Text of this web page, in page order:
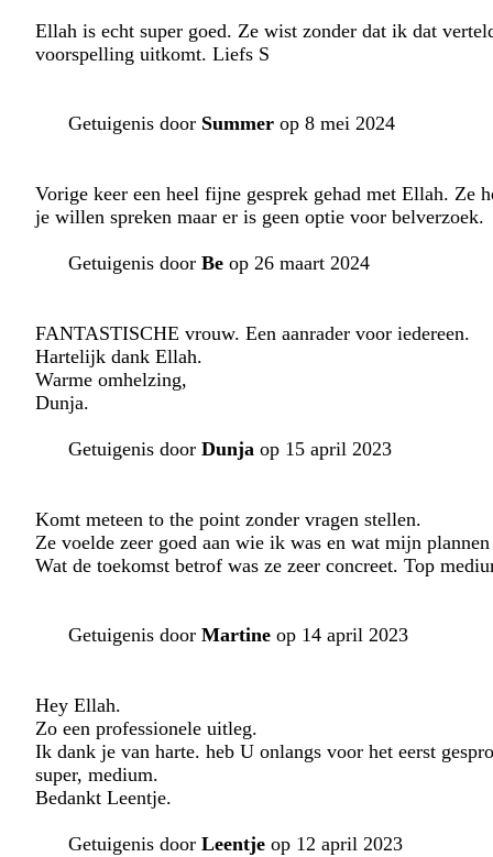
Ellah is echt super goed. Ze wist zonder dat ik dat
voorspelling uitkomt. Liefs S
Getuigenis door Summer op 8 mei 2024
Vorige keer een heel fijne gesprek gehad met Ellah. Ze
je willen spreken maar er is geen optie voor belverzoek.
Getuigenis door Be op 26 maart 2024
FANTASTISCHE vrouw. Een aanrader voor iedereen.
Hartelijk dank Ellah.
Warme omhelzing,
Dunja.
Getuigenis door Dunja op 15 april 2023
Komt meteen to the point zonder vragen stellen.
Ze voelde zeer goed aan wie ik was en wat mijn
Wat de toekomst betrof was ze zeer concreet. Top
Getuigenis door Martine op 14 april 2023
Hey Ellah.
Zo een professionele uitleg.
Ik dank je van harte. heb U onlangs voor het eerst
super, medium.
Bedankt Leentje.
Getuigenis door Leentje op 12 april 2023